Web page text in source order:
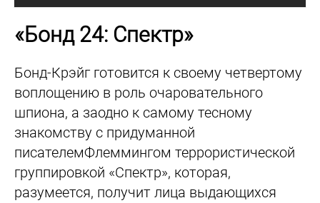
«Бонд 24: Спектр»
Бонд-Крэйг готовится к своему четвертому
воплощению в роль очаровательного
шпиона, а заодно к самому тесному
знакомству с придуманной
писателемФлеммингом террористической
группировкой «Спектр», которая,
разумеется, получит лица выдающихся